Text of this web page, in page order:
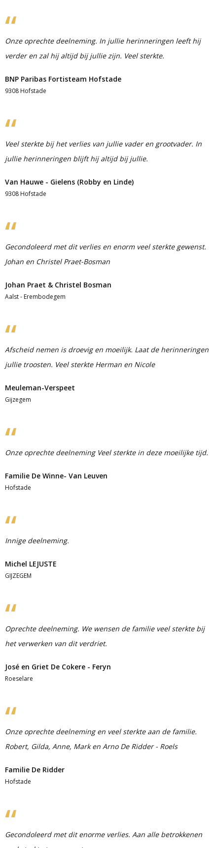
Onze oprechte deelneming. In jullie herinneringen leeft hij
verder en zal hij altijd bij jullie zijn. Veel sterkte.
BNP Paribas Fortisteam Hofstade
9308 Hofstade
Veel sterkte bij het verlies van jullie vader en grootvader. In
jullie herinneringen blijft hij altijd bij jullie.
Van Hauwe - Gielens (Robby en Linde)
9308 Hofstade
Gecondoleerd met dit verlies en enorm veel sterkte gewenst.
Johan en Christel Praet-Bosman
Johan Praet & Christel Bosman
Aalst - Erembodegem
Afscheid nemen is droevig en moeilijk. Laat de herinneringen
jullie troosten. Veel sterkte Herman en Nicole
Meuleman-Verspeet
Gijzegem
Onze oprechte deelneming Veel sterkte in deze moeilijke tijd.
Familie De Winne- Van Leuven
Hofstade
Innige deelneming.
Michel LEJUSTE
GIJZEGEM
Oprechte deelneming. We wensen de familie veel sterkte bij
het verwerken van dit verdriet.
José en Griet De Cokere - Feryn
Roeselare
Onze oprechte deelneming en veel sterkte aan de familie.
Robert, Gilda, Anne, Mark en Arno De Ridder - Roels
Familie De Ridder
Hofstade
Gecondoleerd met dit enorme verlies. Aan alle betrokkenen